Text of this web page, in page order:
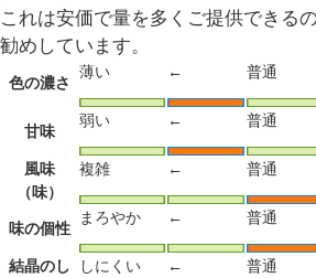
これは安価で量を多くご提供できる
勧めしています。
色の濃さ
薄い ← 普通
甘味
弱い ← 普通
風味
（味）
複雑 ← 普通
味の個性
まろやか ← 普通
結晶のし
しにくい ← 普通